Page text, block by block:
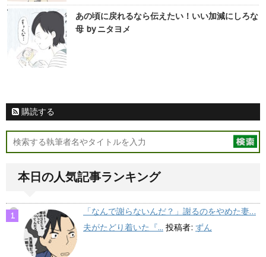
あの頃に戻れるなら伝えたい！いい加減にしろな
母 by ニタヨメ
購読する
本日の人気記事ランキング
「なんで謝らないんだ？」謝るのをやめた妻…
夫がたどり着いた『... 投稿者: ずん